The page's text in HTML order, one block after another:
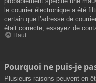
le courrier électronique a été
certain que l’adresse de
était correcte, essayez de
Haut
Pourquoi ne puis-je
Plusieurs raisons peuvent en